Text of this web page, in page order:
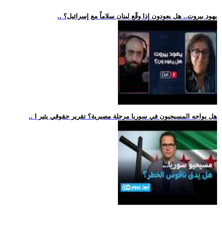
.. يهود بيروت.. هل يعودون إذا وقّع لبنان سلاماً مع إسرائيل؟
.. هل يواجه المسيحيون في سوريا مرحلة مصيرية؟ تقرير حقوقي يثير ا